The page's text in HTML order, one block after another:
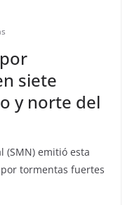
siete
y norte del
(SMN) emitió esta
tormentas fuertes